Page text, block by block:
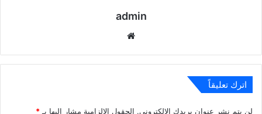
admin
اترك تعليقاً
لن يتم نشر عنوان بريدك الإلكتروني. الحقول الإلزامية مشار إليها بـ *